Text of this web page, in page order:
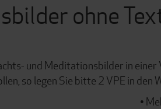
ohne
und Meditationsbilder in
so legen Sie bitte 2 VPE in den
•